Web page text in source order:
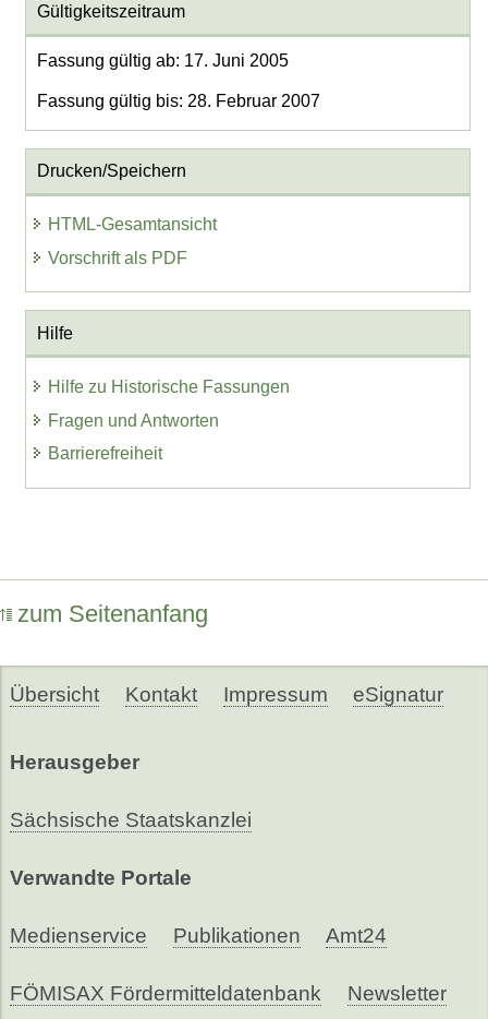
Gültigkeitszeitraum
Fassung gültig ab: 17. Juni 2005
Fassung gültig bis: 28. Februar 2007
Drucken/Speichern
HTML-Gesamtansicht
Vorschrift als PDF
Hilfe
Hilfe zu Historische Fassungen
Fragen und Antworten
Barrierefreiheit
zum Seitenanfang
Übersicht Kontakt Impressum eSignatur
Herausgeber
Sächsische Staatskanzlei
Verwandte Portale
Medienservice Publikationen Amt24
FÖMISAX Fördermitteldatenbank Newsletter